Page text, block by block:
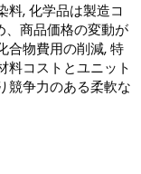
料, 化学品は製造コ
、商品価格の変動が
合物費用の削減, 特
料コストとユニット
競争力のある柔軟な